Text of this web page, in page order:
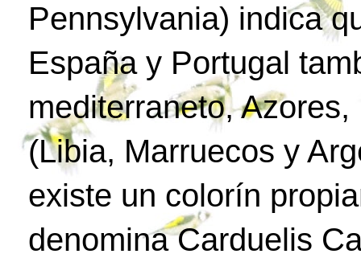
Pennsylvania) indica
España y Portugal
mediterraneto,
(Libia, Marruecos y
existe un colorín
denomina Carduelis